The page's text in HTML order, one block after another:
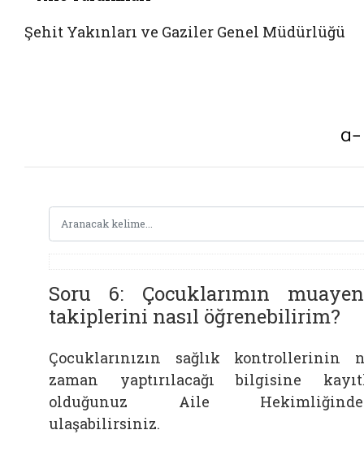
Şehit Yakınları ve Gaziler Genel Müdürlüğü
Soru 6: Çocuklarımın
takiplerini nasıl öğrenebilirim?
Çocuklarınızın sağlık kontrollerinin
zaman yaptırılacağı bilgisine
olduğunuz Aile
ulaşabilirsiniz.